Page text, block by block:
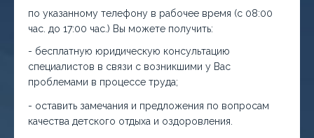
по указанному телефону в рабочее время (с 08:00
час. до 17:00 час.) Вы можете получить:
- бесплатную юридическую консультацию
специалистов в связи с возникшими у Вас
проблемами в процессе труда;
- оставить замечания и предложения по вопросам
качества детского отдыха и оздоровления.